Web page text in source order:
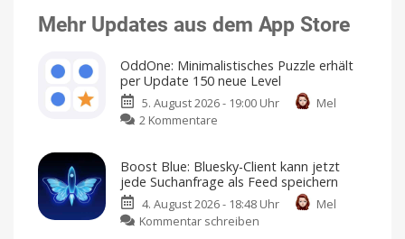
Mehr Updates aus dem App Store
OddOne: Minimalistisches Puzzle erhält
per Update 150 neue Level
5. August 2026 - 19:00 Uhr
Mel
2 Kommentare
Puzzle
erhält
per
Update
Boost Blue: Bluesky-Client kann jetzt
jede Suchanfrage als Feed speichern
4. August 2026 - 18:48 Uhr
Mel
Kommentar schreiben